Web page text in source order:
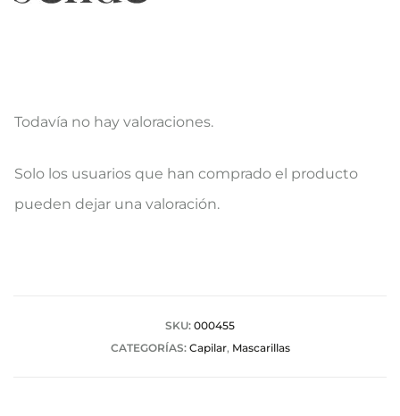
V
a
Todavía no hay valoraciones.
Solo los usuarios que han comprado el producto
pueden dejar una valoración.
SKU: 000455
CATEGORÍAS: Capilar, Mascarillas